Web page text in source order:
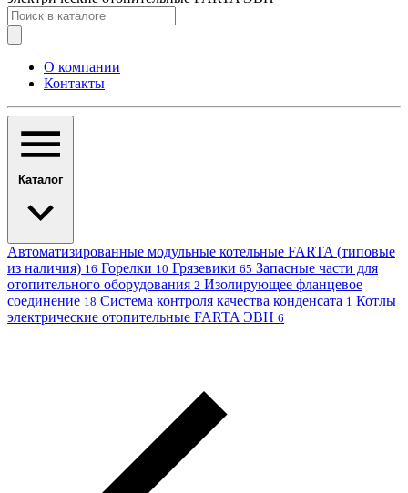
О компании
Контакты
Каталог
Автоматизированные модульные котельные FARTA (типовые
из наличия) 16 Горелки 10 Грязевики 65 Запасные части для
отопительного оборудования 2 Изолирующее фланцевое
соединение 18 Система контроля качества конденсата 1 Котлы
электрические отопительные FARTA ЭВН 6